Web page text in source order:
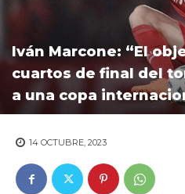
Iván Marcone: “El
cuartos de final del
a una copa
14 OCTUBRE, 2023